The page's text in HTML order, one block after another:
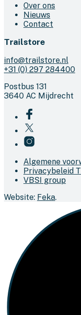
Over ons
Nieuws
Contact
Trailstore
info@trailstore.nl
+31 (0) 297 284400
Postbus 131
3640 AC Mijdrecht
Algemene
Privacybeleid
VBSI group
Website: Feka.